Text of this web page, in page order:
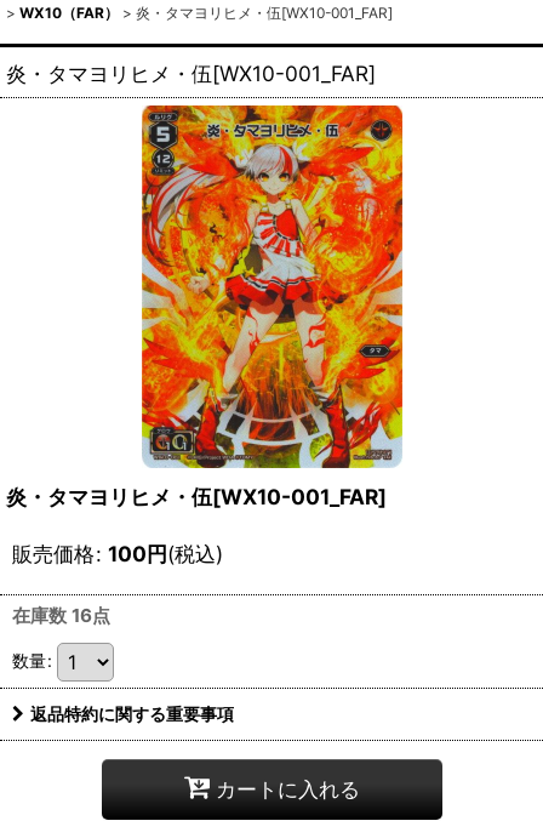
> WX10（FAR） > 炎・タマヨリヒメ・伍[WX10-001_FAR]
炎・タマヨリヒメ・伍[WX10-001_FAR]
炎・タマヨリヒメ・伍[WX10-001_FAR]
販売価格: 100円(税込)
在庫数 16点
数量:
返品特約に関する重要事項
カートに入れる